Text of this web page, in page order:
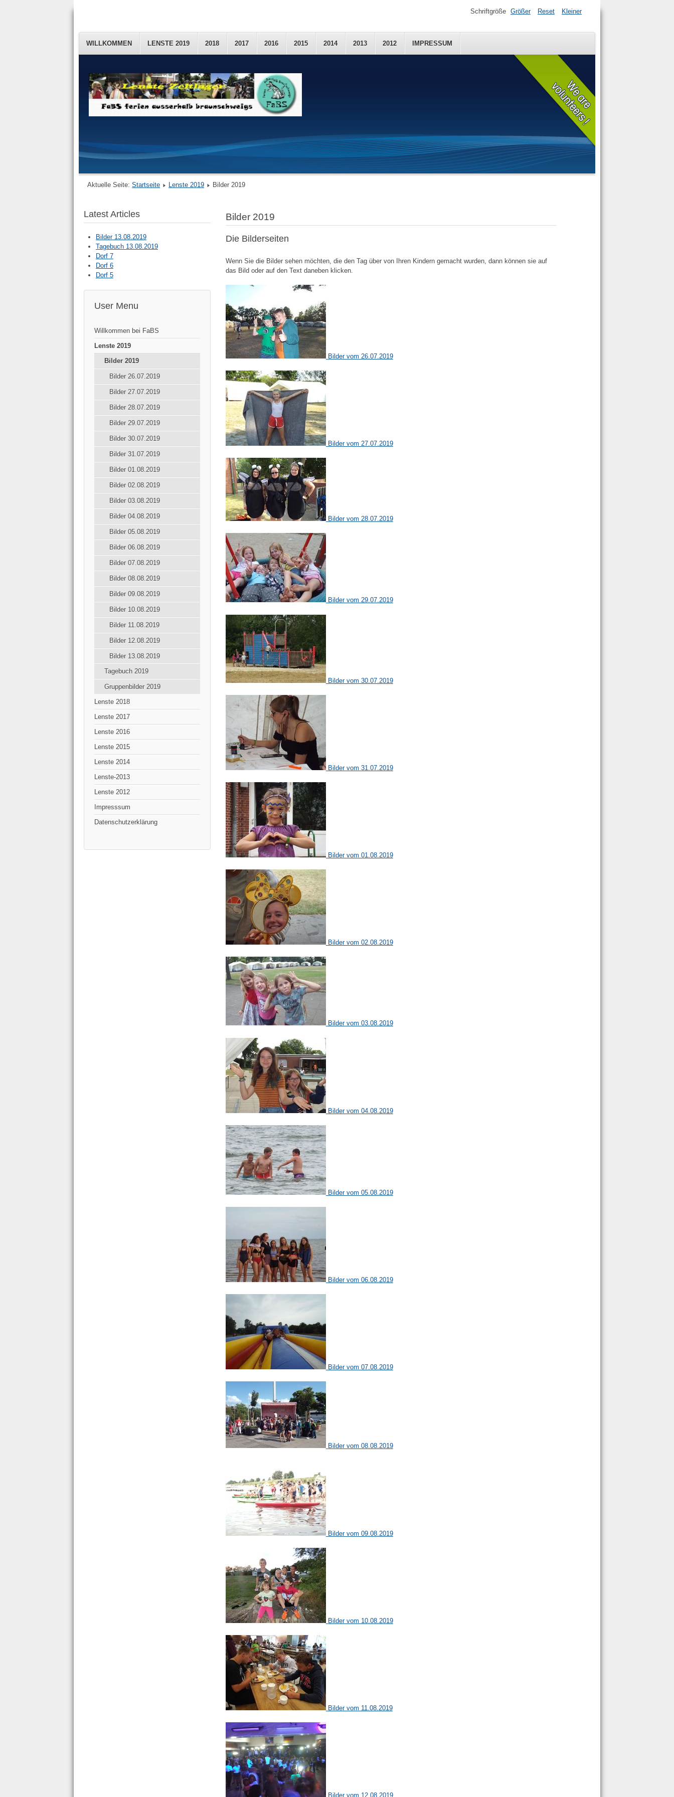
WILLKOMMEN LENSTE 2019 2018 2017 2016 2015 2014 2013 2012 IMPRESSUM
Schriftgröße Größer Reset Kleiner
Aktuelle Seite: Startseite Lenste 2019 Bilder 2019
Latest Articles
Bilder 13.08.2019
Tagebuch 13.08.2019
Dorf 7
Dorf 6
Dorf 5
User Menu
Willkommen bei FaBS
Lenste 2019
Bilder 2019
Bilder 26.07.2019
Bilder 27.07.2019
Bilder 28.07.2019
Bilder 29.07.2019
Bilder 30.07.2019
Bilder 31.07.2019
Bilder 01.08.2019
Bilder 02.08.2019
Bilder 03.08.2019
Bilder 04.08.2019
Bilder 05.08.2019
Bilder 06.08.2019
Bilder 07.08.2019
Bilder 08.08.2019
Bilder 09.08.2019
Bilder 10.08.2019
Bilder 11.08.2019
Bilder 12.08.2019
Bilder 13.08.2019
Tagebuch 2019
Gruppenbilder 2019
Lenste 2018
Lenste 2017
Lenste 2016
Lenste 2015
Lenste 2014
Lenste-2013
Lenste 2012
Impresssum
Datenschutzerklärung
Bilder 2019
Die Bilderseiten
Wenn Sie die Bilder sehen möchten, die den Tag über von Ihren Kindern gemacht wurden, dann können sie auf
das Bild oder auf den Text daneben klicken.
Bilder vom 26.07.2019
Bilder vom 27.07.2019
Bilder vom 28.07.2019
Bilder vom 29.07.2019
Bilder vom 30.07.2019
Bilder vom 31.07.2019
Bilder vom 01.08.2019
Bilder vom 02.08.2019
Bilder vom 03.08.2019
Bilder vom 04.08.2019
Bilder vom 05.08.2019
Bilder vom 06.08.2019
Bilder vom 07.08.2019
Bilder vom 08.08.2019
Bilder vom 09.08.2019
Bilder vom 10.08.2019
Bilder vom 11.08.2019
Bilder vom 12.08.2019